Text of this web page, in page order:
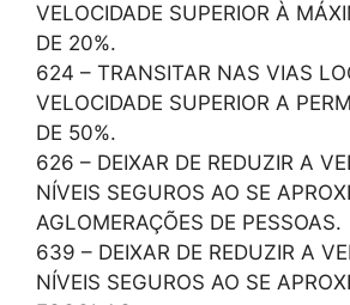
VELOCIDADE SUPERIOR À
DE 20%.
624 – TRANSITAR NAS VIAS
VELOCIDADE SUPERIOR A
DE 50%.
626 – DEIXAR DE REDUZIR A
NÍVEIS SEGUROS AO SE
AGLOMERAÇÕES DE PESSOAS.
639 – DEIXAR DE REDUZIR A
NÍVEIS SEGUROS AO SE